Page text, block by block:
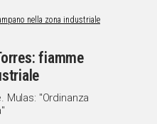
fiamme
"Ordinanza